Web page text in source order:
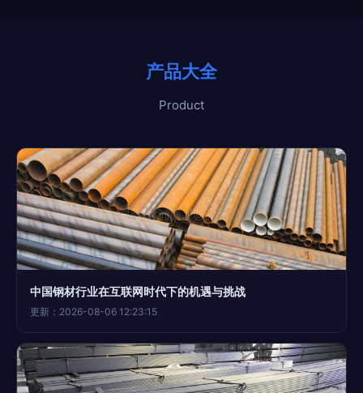
产品大全
Product
中国钢材行业在互联网时代下的机遇与挑战
更新：2026-08-06 12:23:15